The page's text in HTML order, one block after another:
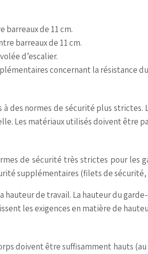
de 11 cm.
barreaux de 11 cm.
d’escalier.
concernant la résistance
normes de sécurité plus
Les matériaux utilisés doivent être
de sécurité très strictes pour les
supplémentaires (filets de sécurité,
de travail. La hauteur du
les exigences en matière de
doivent être suffisamment hauts